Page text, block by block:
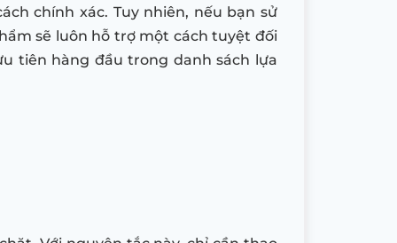
chính xác. Tuy nhiên, nếu bạn sử
sẽ luôn hỗ trợ một cách tuyệt đối
tiên hàng đầu trong danh sách lựa